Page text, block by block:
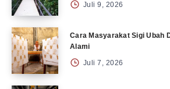
Juli 9, 2026
Cara Masyarakat Sigi Ubah
Alami
Juli 7, 2026